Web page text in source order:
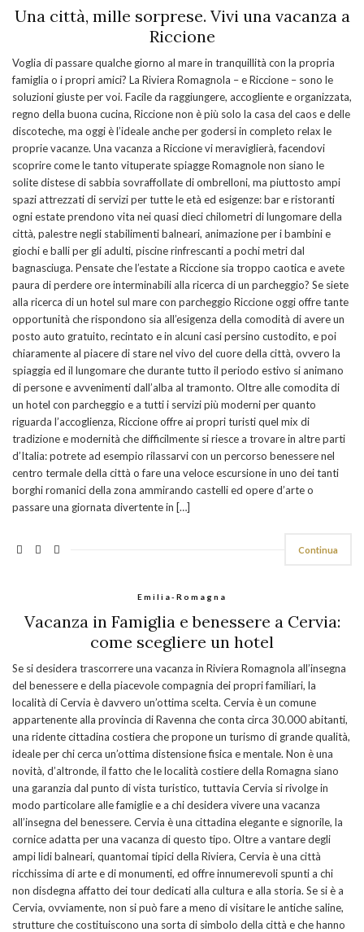
Una città, mille sorprese. Vivi una vacanza a
Riccione
Voglia di passare qualche giorno al mare in tranquillità con la propria
famiglia o i propri amici? La Riviera Romagnola – e Riccione – sono le
soluzioni giuste per voi. Facile da raggiungere, accogliente e organizzata,
regno della buona cucina, Riccione non è più solo la casa del caos e delle
discoteche, ma oggi è l’ideale anche per godersi in completo relax le
proprie vacanze. Una vacanza a Riccione vi meraviglierà, facendovi
scoprire come le tanto vituperate spiagge Romagnole non siano le
solite distese di sabbia sovraffollate di ombrelloni, ma piuttosto ampi
spazi attrezzati di servizi per tutte le età ed esigenze: bar e ristoranti
ogni estate prendono vita nei quasi dieci chilometri di lungomare della
città, palestre negli stabilimenti balneari, animazione per i bambini e
giochi e balli per gli adulti, piscine rinfrescanti a pochi metri dal
bagnasciuga. Pensate che l’estate a Riccione sia troppo caotica e avete
paura di perdere ore interminabili alla ricerca di un parcheggio? Se siete
alla ricerca di un hotel sul mare con parcheggio Riccione oggi offre tante
opportunità che rispondono sia all’esigenza della comodità di avere un
posto auto gratuito, recintato e in alcuni casi persino custodito, e poi
chiaramente al piacere di stare nel vivo del cuore della città, ovvero la
spiaggia ed il lungomare che durante tutto il periodo estivo si animano
di persone e avvenimenti dall’alba al tramonto. Oltre alle comodita di
un hotel con parcheggio e a tutti i servizi più moderni per quanto
riguarda l’accoglienza, Riccione offre ai propri turisti quel mix di
tradizione e modernità che difficilmente si riesce a trovare in altre parti
d’Italia: potrete ad esempio rilassarvi con un percorso benessere nel
centro termale della città o fare una veloce escursione in uno dei tanti
borghi romanici della zona ammirando castelli ed opere d’arte o
passare una giornata divertente in […]
Continua
Emilia-Romagna
Vacanza in Famiglia e benessere a Cervia:
come scegliere un hotel
Se si desidera trascorrere una vacanza in Riviera Romagnola all’insegna
del benessere e della piacevole compagnia dei propri familiari, la
località di Cervia è davvero un’ottima scelta. Cervia è un comune
appartenente alla provincia di Ravenna che conta circa 30.000 abitanti,
una ridente cittadina costiera che propone un turismo di grande qualità,
ideale per chi cerca un’ottima distensione fisica e mentale. Non è una
novità, d’altronde, il fatto che le località costiere della Romagna siano
una garanzia dal punto di vista turistico, tuttavia Cervia si rivolge in
modo particolare alle famiglie e a chi desidera vivere una vacanza
all’insegna del benessere. Cervia è una cittadina elegante e signorile, la
cornice adatta per una vacanza di questo tipo. Oltre a vantare degli
ampi lidi balneari, quantomai tipici della Riviera, Cervia è una città
ricchissima di arte e di monumenti, ed offre innumerevoli spunti a chi
non disdegna affatto dei tour dedicati alla cultura e alla storia. Se si è a
Cervia, ovviamente, non si può fare a meno di visitare le antiche saline,
strutture che costituiscono una sorta di simbolo della città e che hanno